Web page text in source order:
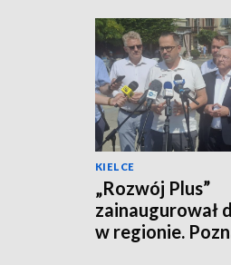
KIELCE
„Rozwój Plus”
zainaugurował
w regionie.